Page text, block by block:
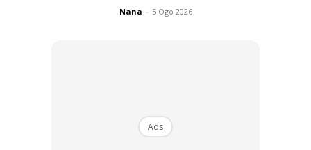
Nana - 5 Ogo 2026
Ads